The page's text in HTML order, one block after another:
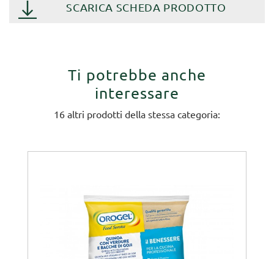
SCARICA SCHEDA PRODOTTO
Ti potrebbe anche
interessare
16 altri prodotti della stessa categoria: